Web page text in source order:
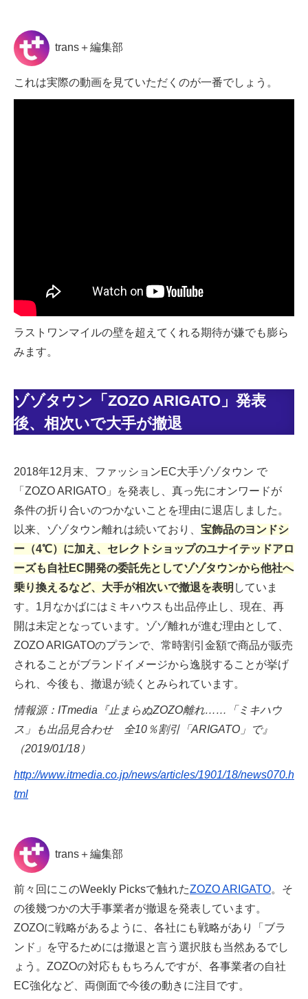
trans＋編集部
これは実際の動画を見ていただくのが一番でしょう。
ラストワンマイルの壁を超えてくれる期待が嫌でも膨ら
みます。
ゾゾタウン「ZOZO ARIGATO」発表
後、相次いで大手が撤退
2018年12月末、ファッションEC大手ゾゾタウン で
「ZOZO ARIGATO」を発表し、真っ先にオンワードが
条件の折り合いのつかないことを理由に退店しました。
以来、ゾゾタウン離れは続いており、 宝飾品のヨンドシ
ー（4℃）に加え、セレクトショップのユナイテッドアロ
ーズも自社EC開発の委託先としてゾゾタウンから他社へ
乗り換えるなど、大手が相次いで撤退を表明 していま
す。1月なかばにはミキハウスも出品停止し、現在、再
開は未定となっています。ゾゾ離れが進む理由として、
ZOZO ARIGATOのプランで、常時割引金額で商品が販売
されることがブランドイメージから逸脱することが挙げ
られ、今後も、撤退が続くとみられています。
情報源：ITmedia『止まらぬZOZO離れ……「ミキハウ
ス」も出品見合わせ 全10％割引「ARIGATO」で』
（2019/01/18）
http://www.itmedia.co.jp/news/articles/1901/18/news070.h
tml
trans＋編集部
前々回にこのWeekly Picksで触れたZOZO ARIGATO。そ
の後幾つかの大手事業者が撤退を発表しています。
ZOZOに戦略があるように、各社にも戦略があり「ブラ
ンド」を守るためには撤退と言う選択肢も当然あるでし
ょう。ZOZOの対応ももちろんですが、各事業者の自社
EC強化など、両側面で今後の動きに注目です。